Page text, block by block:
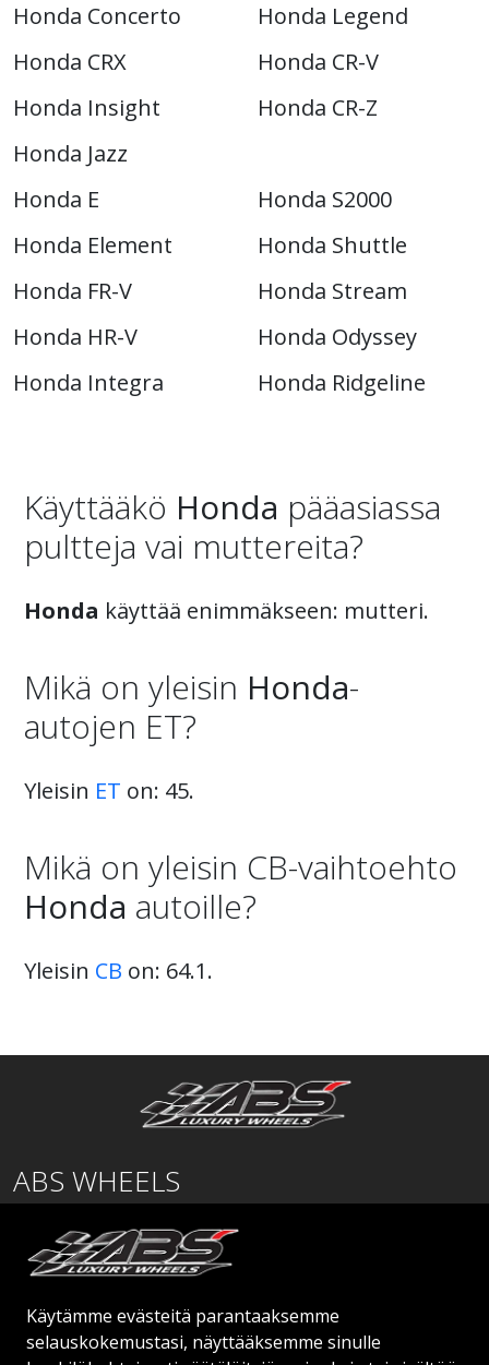
Käytämme evästeitä parantaaksemme
selauskokemustasi, näyttääksemme sinulle
Honda Concerto
Honda CRX
Honda Insight
Honda Jazz
Honda Legend
Honda CR-V
Honda CR-Z
Honda E
Honda Element
Honda FR-V
Honda HR-V
Honda Integra
Honda S2000
Honda Shuttle
Honda Stream
Honda Odyssey
Honda Ridgeline
Käyttääkö Honda pääasiassa
pultteja vai muttereita?
Honda käyttää enimmäkseen: mutteri.
Mikä on yleisin Honda-
autojen ET?
Yleisin ET on: 45.
Mikä on yleisin CB-vaihtoehto
Honda autoille?
Yleisin CB on: 64.1.
ABS WHEELS
01530 Vantaa
SUOMI
order@abswheels.com